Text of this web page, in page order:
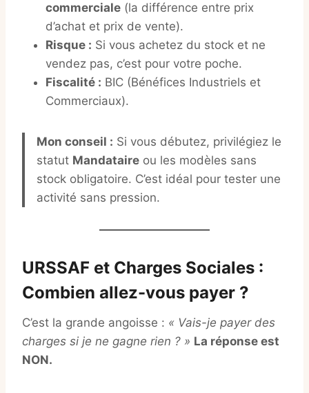
commerciale (la différence entre prix
d’achat et prix de vente).
Risque : Si vous achetez du stock et ne
vendez pas, c’est pour votre poche.
Fiscalité : BIC (Bénéfices Industriels et
Commerciaux).
Mon conseil : Si vous débutez, privilégiez le
statut Mandataire ou les modèles sans
stock obligatoire. C’est idéal pour tester une
activité sans pression.
URSSAF et Charges Sociales :
Combien allez-vous payer ?
C’est la grande angoisse : « Vais-je payer des
charges si je ne gagne rien ? » La réponse est
NON.